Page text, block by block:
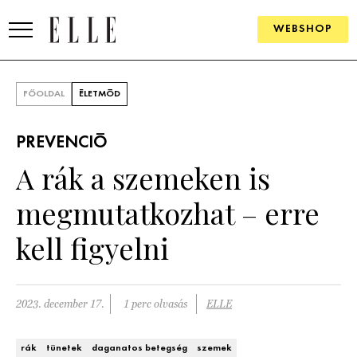
WEBSHOP
SZÉPSÉG
KULTÚRA
ÉLETMÓD
PÁRKAPCSOLAT
FŐOLDAL ÉLETMÓD
PREVENCIÓ
A rák a szemeken is
megmutatkozhat – erre
kell figyelni
2023. december 17. 1 perc olvasás ELLE
rák tünetek daganatos betegség szemek